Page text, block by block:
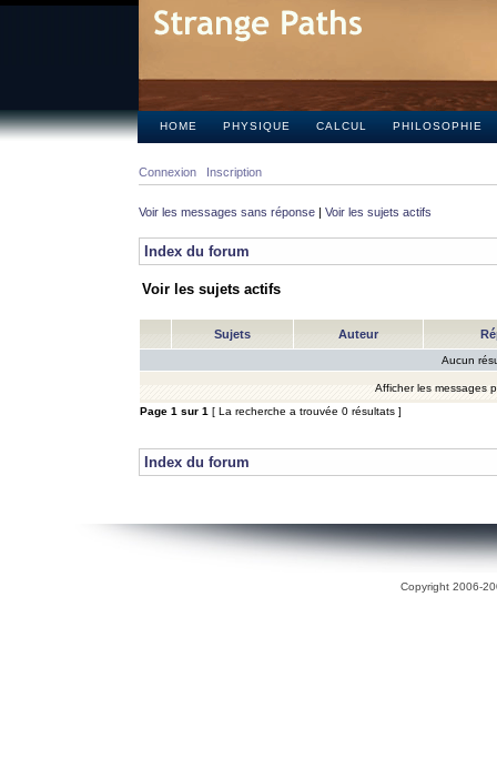
HOME PHYSIQUE CALCUL PHILOSOPHIE
Connexion Inscription
Voir les messages sans réponse | Voir les sujets actifs
Index du forum
Voir les sujets actifs
Sujets Auteur
Aucun
Afficher les messages
Page 1 sur 1 [ La recherche a trouvée 0 résultats ]
Index du forum
Copyright 2006-